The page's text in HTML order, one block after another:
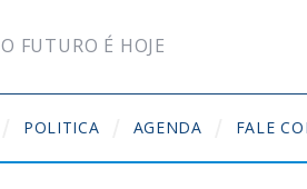
O FUTURO É HOJE
POLITICA AGENDA FALE